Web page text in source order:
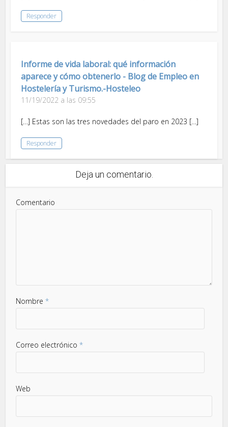
Responder
Informe de vida laboral: qué información
aparece y cómo obtenerlo - Blog de Empleo en
Hostelería y Turismo.-Hosteleo
11/19/2022 a las 09:55
[…] Estas son las tres novedades del paro en 2023 […]
Responder
Deja un comentario.
Comentario
Nombre*
Correo electrónico*
Web